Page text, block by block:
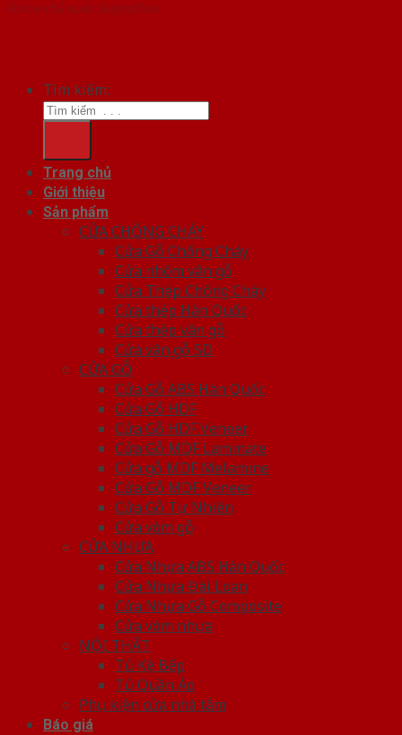
Đơn vị chủ quản SaigonDoor
Tìm kiếm:
Trang chủ
Giới thiệu
Sản phẩm
CỬA CHỐNG CHÁY
Cửa Gỗ Chống Cháy
Cửa nhôm vân gỗ
Cửa Thép Chống Cháy
Cửa thép Hàn Quốc
Cửa thép vân gỗ
Cửa vân gỗ 5D
CỬA GỖ
Cửa Gỗ ABS Hàn Quốc
Cửa Gỗ HDF
Cửa Gỗ HDF Veneer
Cửa Gỗ MDF Laminate
Cửa gỗ MDF Melamine
Cửa Gỗ MDF Veneer
Cửa Gỗ Tự Nhiên
Cửa vòm gỗ
CỬA NHỰA
Cửa Nhựa ABS Hàn Quốc
Cửa Nhựa Đài Loan
Cửa Nhựa Gỗ Composite
Cửa vòm nhựa
NỘI THẤT
Tủ Kệ Bếp
Tủ Quần Áo
Phụ kiện cửa nhà tắm
Báo giá